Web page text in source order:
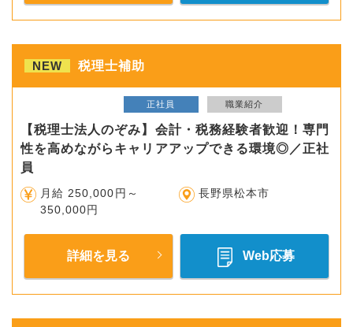
NEW 税理士補助
正社員 職業紹介
【税理士法人のぞみ】会計・税務経験者歓迎！専門
性を高めながらキャリアアップできる環境◎／正社
員
月給 250,000円～
350,000円
長野県松本市
詳細を見る Web応募